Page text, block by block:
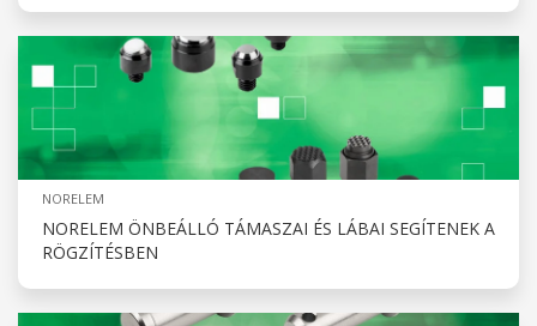
NORELEM
NORELEM ÖNBEÁLLÓ TÁMASZAI ÉS LÁBAI SEGÍTENEK A
RÖGZÍTÉSBEN